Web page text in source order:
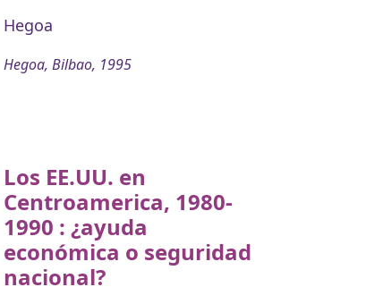
Hegoa
Hegoa, Bilbao, 1995
Los EE.UU. en
Centroamerica, 1980-
1990 : ¿ayuda
económica o seguridad
nacional?